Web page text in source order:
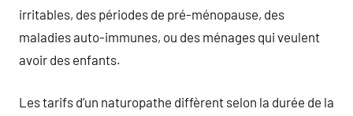
irritables, des périodes de pré-ménopause, des
maladies auto-immunes, ou des ménages qui veulent
avoir des enfants.
Les tarifs d’un naturopathe diffèrent selon la durée de la